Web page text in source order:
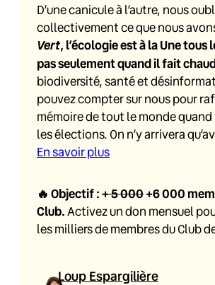
D’une canicule à l’autre, nous
collectivement ce que nous
Vert, l’écologie est à la Une tous
pas seulement quand il fait
biodiversité, santé et
pouvez compter sur nous pour
mémoire de tout le monde
les élections. On n’y arrivera
En savoir plus
🔥 Objectif :+ 5 000+6 000
Club.Activez un don mensuel
les milliers de membres du Club
Loup Espargilière